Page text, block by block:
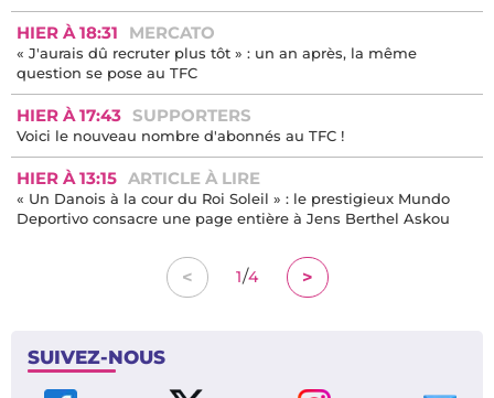
HIER À 18:31 MERCATO
« J'aurais dû recruter plus tôt » : un an après, la même
question se pose au TFC
HIER À 17:43 SUPPORTERS
Voici le nouveau nombre d'abonnés au TFC !
HIER À 13:15 ARTICLE À LIRE
« Un Danois à la cour du Roi Soleil » : le prestigieux Mundo
Deportivo consacre une page entière à Jens Berthel Askou
< 1/4 >
SUIVEZ-NOUS